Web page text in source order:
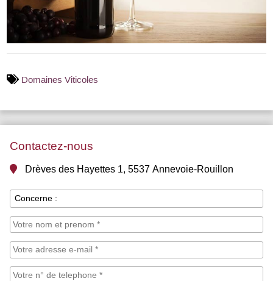
Domaines Viticoles
Contactez-nous
Drèves des Hayettes 1, 5537 Annevoie-Rouillon